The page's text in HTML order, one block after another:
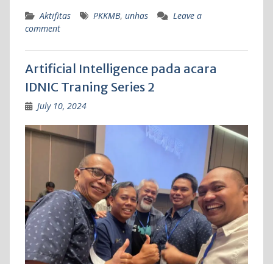
Aktifitas PKKMB, unhas
Leave a
comment
Artificial Intelligence pada acara
IDNIC Traning Series 2
July 10, 2024